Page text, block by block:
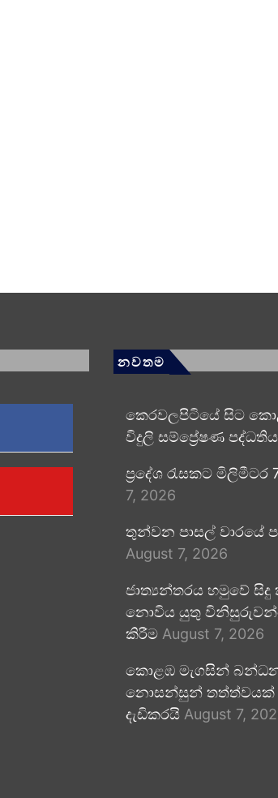
නවතම
කෙරවලපිටියේ සිට
විදුලි සම්ප්‍රේෂණ
ප්‍රදේශ රැසකට මිලිමීටර
7, 2026
තුන්වන පාසල් වාරයේ
August 7, 2026
ජාත්‍යන්තරය හමුවේ
නොවිය යුතු
කිරීම August 7, 2026
කොළඹ මැගසින්
නොසන්සුන් තත්ත්වයක් ;
දැඩිකරයි August 7,